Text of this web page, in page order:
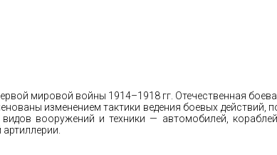
мировой войны 1914–1918 гг. Отечественная
изменением тактики ведения боевых действий,
вооружений и техники — автомобилей,